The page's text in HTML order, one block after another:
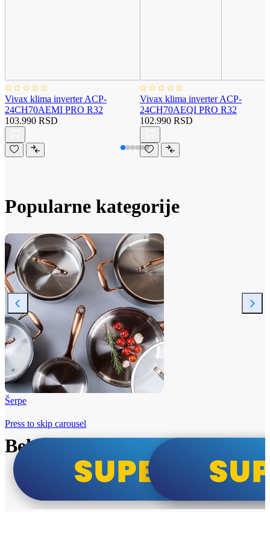
Vivax klima inverter ACP-
24CH70AEMI PRO R32
103.990 RSD
Vivax klima inverter ACP-
24CH70AEQI PRO R32
102.990 RSD
Popularne kategorije
Šerpe
Beko i Tesla super cene
Press to skip carousel